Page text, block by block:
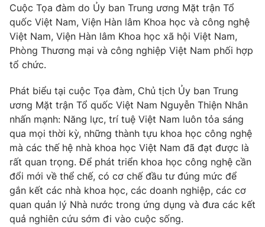
Góc doanh nghiệp
Truyền hình
Phim VTV
Hậu trường
Nhân vật
Khán giả
Giải sao mai
Giải trí
Điện ảnh
Âm nhạc
Sao
Du lịch
Làm đẹp
Chất lượng cuộc sống
Giáo dục
Tuyển sinh
Học trực tuyến
Công nghệ
Hitech Công nghệ tương lai
Sản phẩm
Thị trường
Giao lưu trực tuyến
Lịch phát sóng
Cuộc Tọa đàm do Ủy ban Trung ương Mặt trận Tổ
quốc Việt Nam, Viện Hàn lâm Khoa học và công nghệ
Việt Nam, Viện Hàn lâm Khoa học xã hội Việt Nam,
Phòng Thương mại và công nghiệp Việt Nam phối hợp
tổ chức.
Phát biểu tại cuộc Tọa đàm, Chủ tịch Ủy ban Trung
ương Mặt trận Tổ quốc Việt Nam Nguyễn Thiện Nhân
nhấn mạnh: Năng lực, trí tuệ Việt Nam luôn tỏa sáng
qua mọi thời kỳ, những thành tựu khoa học công nghệ
mà các thế hệ nhà khoa học Việt Nam đã đạt được là
rất quan trọng. Để phát triển khoa học công nghệ cần
đổi mới về thể chế, có cơ chế đầu tư đúng mức để
gắn kết các nhà khoa học, các doanh nghiệp, các cơ
quan quản lý Nhà nước trong ứng dụng và đưa các kết
quả nghiên cứu sớm đi vào cuộc sống.